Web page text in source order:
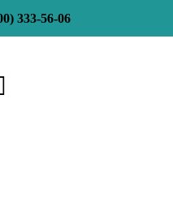
333-56-06